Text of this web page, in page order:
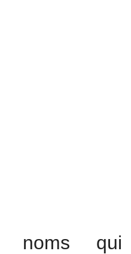
noms qui